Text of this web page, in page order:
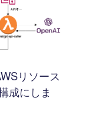
リソース
成にしま